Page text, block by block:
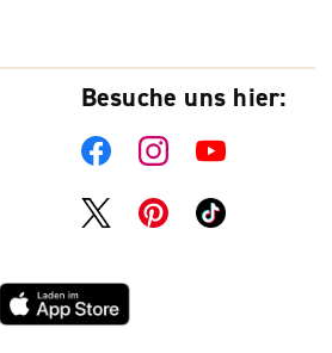
Besuche uns hier: